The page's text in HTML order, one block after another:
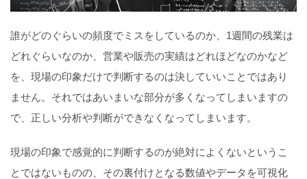
誰がどのぐらいの頻度でミスをしているのか、1週間の残業は
どれぐらいなのか、営業や販売の実績はどれほどなのかなど
を、現場の印象だけで判断するのは決していいことではあり
ません。それではあいまいな部分が多くなってしまいますの
で、正しい分析や判断ができなくなってしまいます。
現場の印象で感覚的に判断するのが絶対によくないというこ
とではないものの、その裏付けとなる数値やデータを可視化